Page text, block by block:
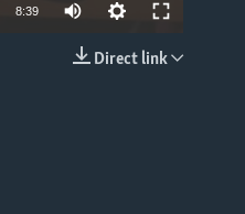
8:39
Direct link